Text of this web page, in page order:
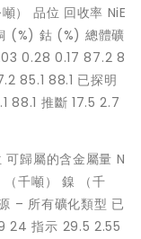
） 品位 回收率 NiE
(%) 鈷 (%) 總體礦
0.28 0.17 87.2 8
85.1 88.1 已探明
88.1 推斷 17.5 2.7
歸屬的含金屬量 N
千噸） 鎳 （千
– 所有礦化類型 已
24 指示 29.5 2.55